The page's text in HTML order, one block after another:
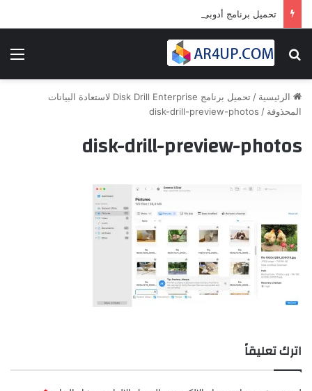
بحث عن
الرئيسية /
تحميل برنامج Disk Drill Enterprise لاستعادة البيانات
المحذوفة /
disk-drill-preview-photos
disk-drill-preview-photos
اترك تعليقاً